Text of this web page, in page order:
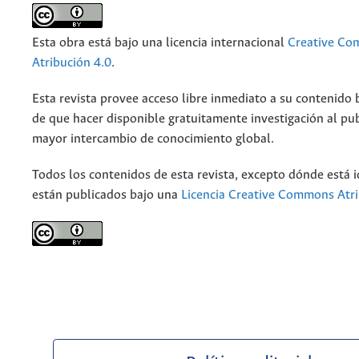
Esta obra está bajo una licencia internacional Creative
Atribución 4.0.
Esta revista provee acceso libre inmediato a su contenido
de que hacer disponible gratuitamente investigación al
mayor intercambio de conocimiento global.
Todos los contenidos de esta revista, excepto dónde está
están publicados bajo una Licencia Creative Commons